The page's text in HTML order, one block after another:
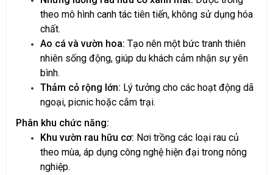
theo mô hình canh tác tiên tiến, không sử dụng hóa
chất.
Ao cá và vườn hoa: Tạo nên một bức tranh thiên
nhiên sống động, giúp du khách cảm nhận sự yên
bình.
Thảm cỏ rộng lớn: Lý tưởng cho các hoạt động dã
ngoại, picnic hoặc cắm trại.
Phân khu chức năng:
Khu vườn rau hữu cơ: Nơi trồng các loại rau củ
theo mùa, áp dụng công nghệ hiện đại trong nông
nghiệp.